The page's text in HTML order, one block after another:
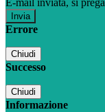
E-mail inviata, si
Errore
Chiudi
Successo
Chiudi
Informazione